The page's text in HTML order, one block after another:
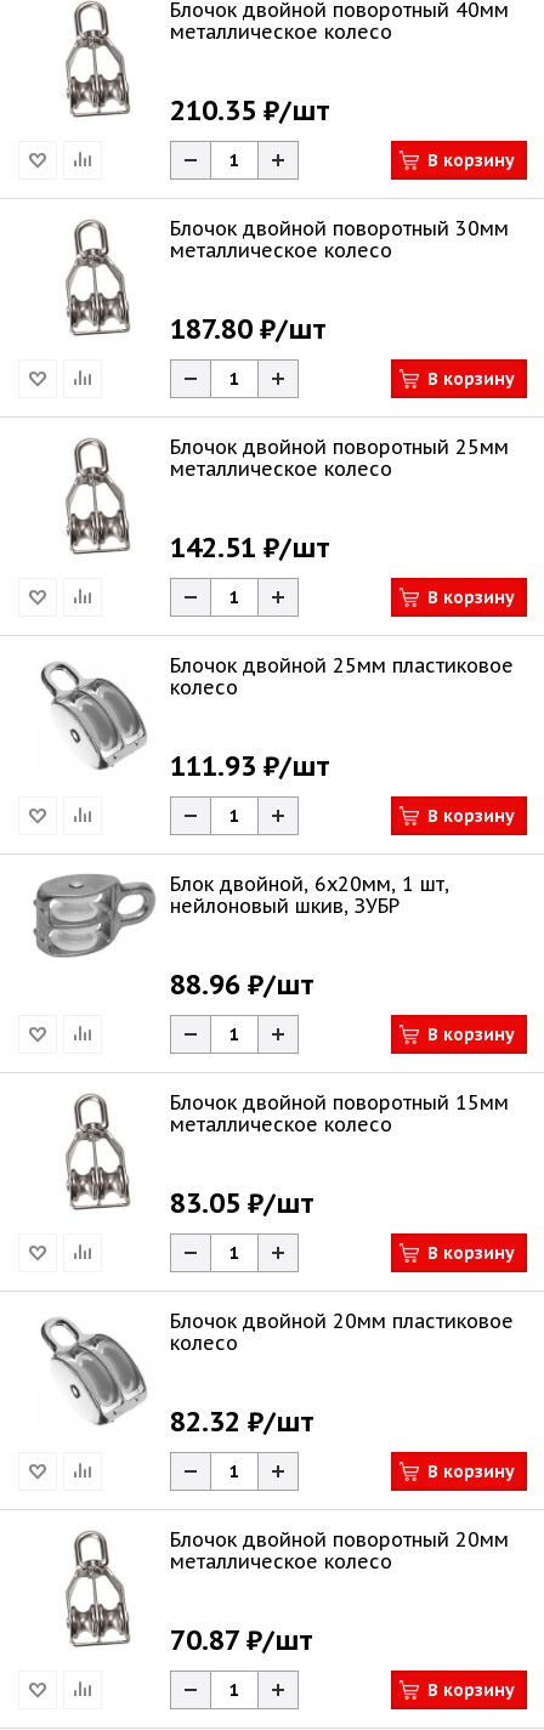
Блочок двойной поворотный 40мм
металлическое колесо
210.35 ₽/шт
В корзину
Блочок двойной поворотный 30мм
металлическое колесо
187.80 ₽/шт
В корзину
Блочок двойной поворотный 25мм
металлическое колесо
142.51 ₽/шт
В корзину
Блочок двойной 25мм пластиковое
колесо
111.93 ₽/шт
В корзину
Блок двойной, 6x20мм, 1 шт,
нейлоновый шкив, ЗУБР
88.96 ₽/шт
В корзину
Блочок двойной поворотный 15мм
металлическое колесо
83.05 ₽/шт
В корзину
Блочок двойной 20мм пластиковое
колесо
82.32 ₽/шт
В корзину
Блочок двойной поворотный 20мм
металлическое колесо
70.87 ₽/шт
В корзину